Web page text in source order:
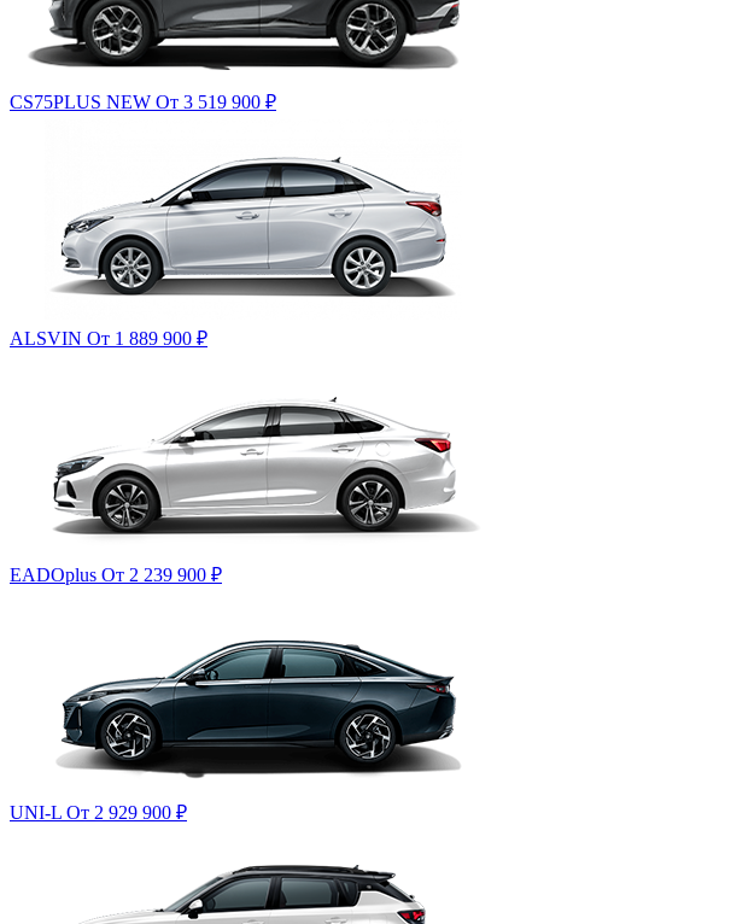
CS75PLUS NEW От 3 519 900 ₽
ALSVIN От 1 889 900 ₽
EADOplus От 2 239 900 ₽
UNI-L От 2 929 900 ₽